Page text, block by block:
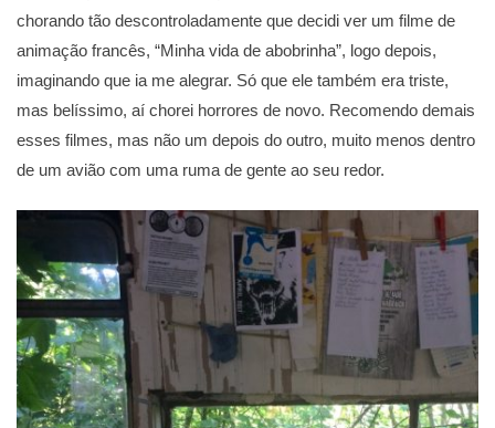
chorando tão descontroladamente que decidi ver um filme de
animação francês, “Minha vida de abobrinha”, logo depois,
imaginando que ia me alegrar. Só que ele também era triste,
mas belíssimo, aí chorei horrores de novo. Recomendo demais
esses filmes, mas não um depois do outro, muito menos dentro
de um avião com uma ruma de gente ao seu redor.